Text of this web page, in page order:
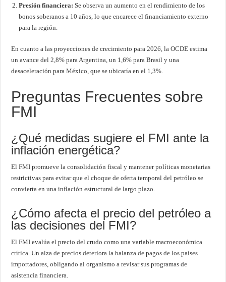
Presión financiera: Se observa un aumento en el rendimiento de los
bonos soberanos a 10 años, lo que encarece el financiamiento externo
para la región.
En cuanto a las proyecciones de crecimiento para 2026, la OCDE estima
un avance del 2,8% para Argentina, un 1,6% para Brasil y una
desaceleración para México, que se ubicaría en el 1,3%.
Preguntas Frecuentes sobre
FMI
¿Qué medidas sugiere el FMI ante la
inflación energética?
El FMI promueve la consolidación fiscal y mantener políticas monetarias
restrictivas para evitar que el choque de oferta temporal del petróleo se
convierta en una inflación estructural de largo plazo.
¿Cómo afecta el precio del petróleo a
las decisiones del FMI?
El FMI evalúa el precio del crudo como una variable macroeconómica
crítica. Un alza de precios deteriora la balanza de pagos de los países
importadores, obligando al organismo a revisar sus programas de
asistencia financiera.